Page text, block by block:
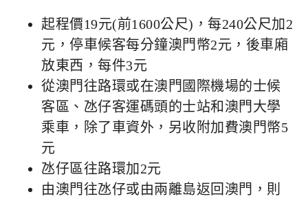
起程價19元(前1600公尺)，每240公尺加2
元，停車候客每分鐘澳門幣2元，後車廂
放東西，每件3元
從澳門往路環或在澳門國際機場的士候
客區、氹仔客運碼頭的士站和澳門大學
乘車，除了車資外，另收附加費澳門幣5
元
氹仔區往路環加2元
由澳門往氹仔或由兩離島返回澳門，則